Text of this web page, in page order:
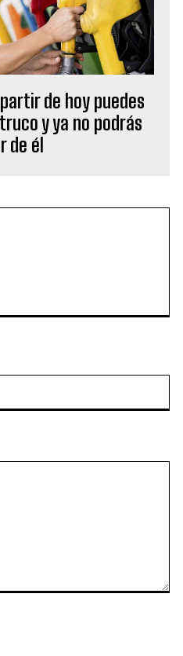
de hoy puedes
y ya no podrás
de él